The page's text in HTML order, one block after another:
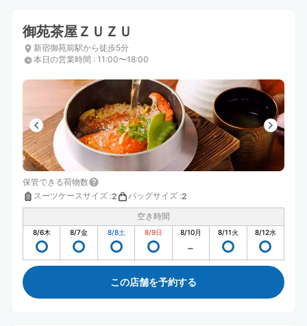
御苑茶屋ＺＵＺＵ
新宿御苑前駅から徒歩5分
本日の営業時間 : 11:00〜18:00
保管できる荷物数
スーツケースサイズ :2 バッグサイズ :2
空き時間
8/6木 8/7金 8/8土 8/9日 8/10月 8/11火 8/12水
この店舗を予約する